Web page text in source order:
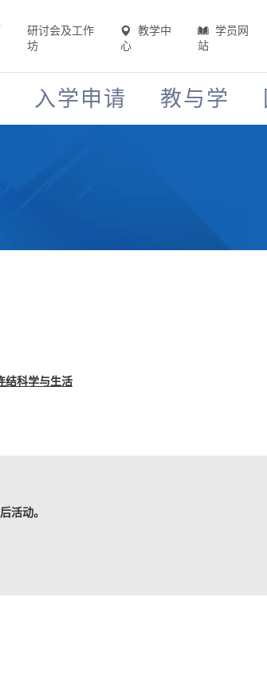
研讨会及工作
坊
教学中
心
学员网
站
入学申请 教与学
结科学与生活
活动。